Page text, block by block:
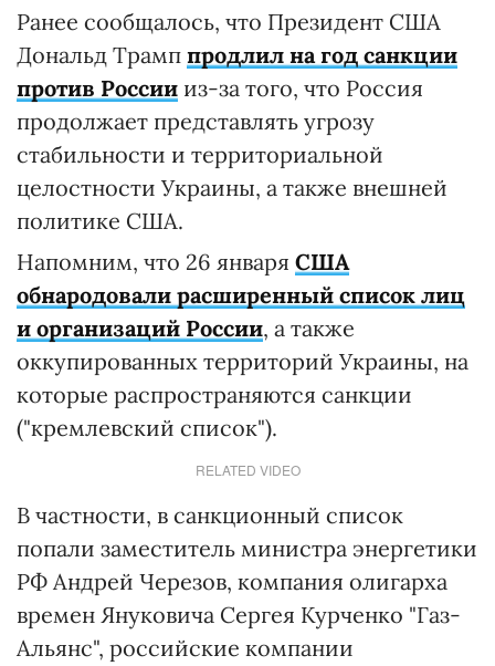
Ранее сообщалось, что Президент США
Дональд Трамп продлил на год санкции
против России из-за того, что Россия
продолжает представлять угрозу
стабильности и территориальной
целостности Украины, а также внешней
политике США.
Напомним, что 26 января США
обнародовали расширенный список лиц
и организаций России, а также
оккупированных территорий Украины, на
которые распространяются санкции
("кремлевский список").
RELATED VIDEO
В частности, в санкционный список
попали заместитель министра энергетики
РФ Андрей Черезов, компания олигарха
времен Януковича Сергея Курченко "Газ-
Альянс", российские компании